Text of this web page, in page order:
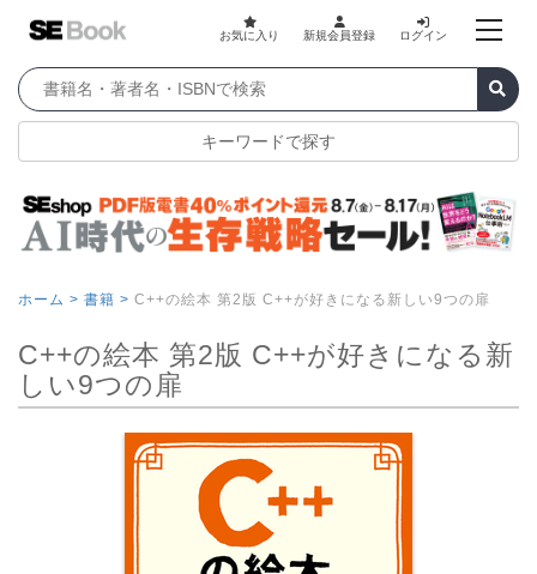
お気に入り 新規会員登録 ログイン
キーワードで探す
ホーム > 書籍 > C++の絵本 第2版 C++が好きになる新しい9つの扉
C++の絵本 第2版 C++が好きになる新
しい9つの扉